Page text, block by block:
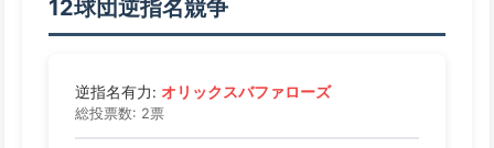
12球団逆指名競争
逆指名有力: オリックスバファローズ
総投票数: 2票